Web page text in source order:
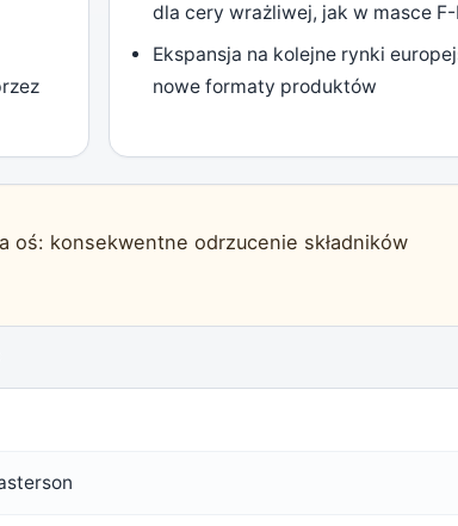
dla cery wrażliwej, jak w masce F-
Ekspansja na kolejne rynki
nowe formaty produktów
oś: konsekwentne odrzucenie składników